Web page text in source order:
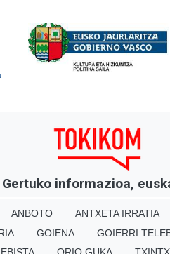
Gertuko informazioa,
ANBOTO ANTXETA IRRATIA
GOIENA GOIERRI